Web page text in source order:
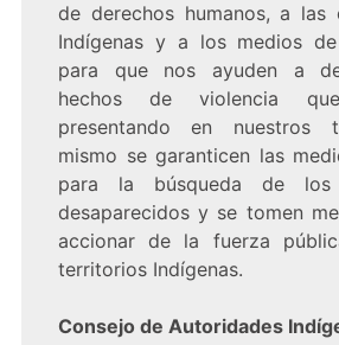
de derechos humanos, a las
Indígenas y a los medios de
para que nos ayuden a
hechos de violencia
presentando en nuestros
mismo se garanticen las
para la búsqueda de los
desaparecidos y se tomen
accionar de la fuerza
territorios Indígenas.
Consejo de Autoridades